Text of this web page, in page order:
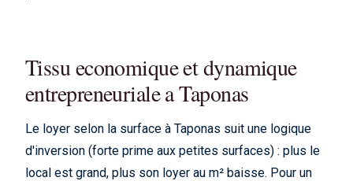
Tissu economique et dynamique
entrepreneuriale a Taponas
Le loyer selon la surface à Taponas suit une logique
d'inversion (forte prime aux petites surfaces) : plus le
local est grand, plus son loyer au m² baisse. Pour un